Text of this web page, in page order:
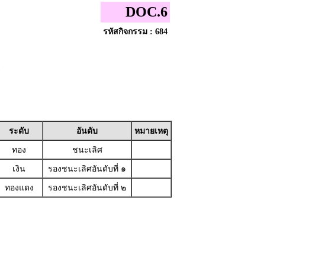
DOC.6
รหัสกิจกรรม : 684
ระดับ อันดับ
หมายเหตุ
ทอง
ชนะเลิศ
เงิน
รองชนะเลิศอันดับที่ ๑
ทองแดง รองชนะเลิศอันดับที่ ๒